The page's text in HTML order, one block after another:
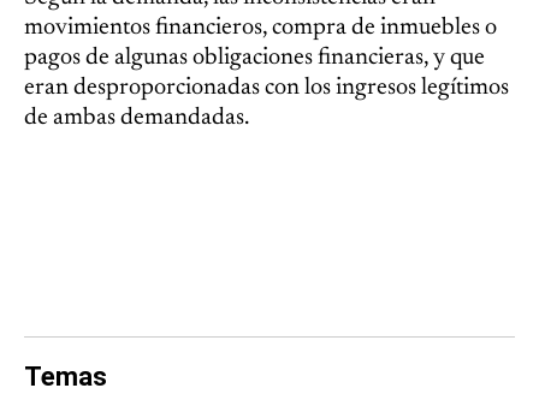
movimientos financieros, compra de inmuebles o
pagos de algunas obligaciones financieras, y que
eran desproporcionadas con los ingresos legítimos
de ambas demandadas.
Temas